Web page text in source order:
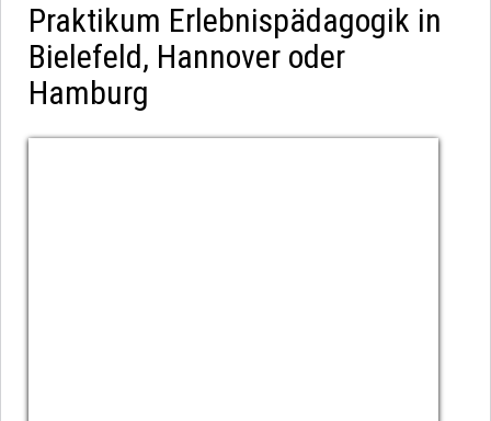
Praktikum Erlebnispädagogik in
Bielefeld, Hannover oder
Hamburg